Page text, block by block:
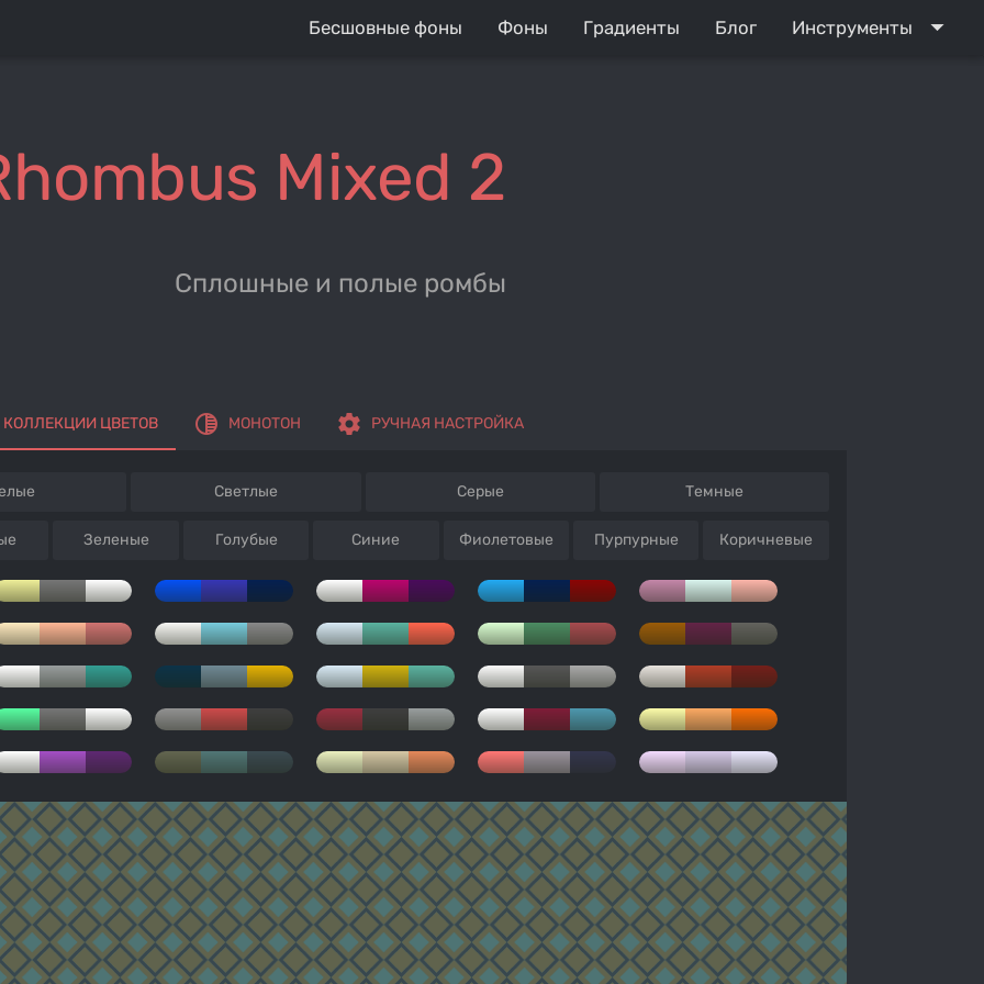
Бесшовные фоны Фоны Градиенты Блог Инструменты arrow_drop_down
Mixed 2
Сплошные и полые ромбы
КОЛЛЕКЦИИ ЦВЕТОВ tonality МОНОТОН settings РУЧНАЯ НАСТРОЙКА
Светлые Серые Темные
Зеленые Голубые Синие Фиолетовые Пурпурные Коричневые